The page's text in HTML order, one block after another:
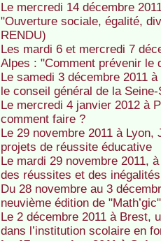
Le mercredi 14 décembre
"Ouverture sociale, égalité,
RENDU)
Les mardi 6 et mercredi 7
Alpes : "Comment prévenir le
Le samedi 3 décembre 2011
le conseil général de la
Le mercredi 4 janvier 2012 à
comment faire ?
Le 29 novembre 2011 à
projets de réussite éducative
Le mardi 29 novembre 2011,
des réussites et des
Du 28 novembre au 3
neuvième édition de "Math’gic"
Le 2 décembre 2011 à Brest,
dans l’institution scolaire en